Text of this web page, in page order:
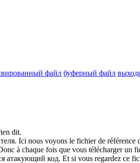
файл буферный файл
dit.
Ici nous voyons le fichierde référence
à chaque fois que vous télécharger un
атакующий код. Et si vous regardez ce